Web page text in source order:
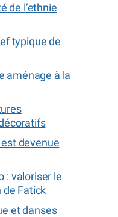
de l’ethnie
typique de
aménage à la
devenue
: valoriser le
de Fatick
et danses